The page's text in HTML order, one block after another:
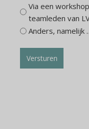
Via een
teamleden van
Anders, namelijk
Versturen